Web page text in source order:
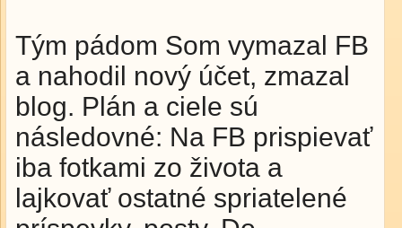
Tým pádom Som vymazal FB
a nahodil nový účet, zmazal
blog. Plán a ciele sú
následovné: Na FB prispievať
iba fotkami zo života a
lajkovať ostatné spriatelené